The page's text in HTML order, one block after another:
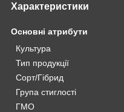
Характеристики
Основні атрибути
Культура
Тип продукції
Сорт/Гібрид
Група стиглості
ГМО